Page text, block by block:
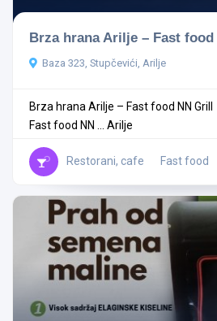
Brza hrana Arilje – Fast
Baza 323, Stupčevići, Arilje
Brza hrana Arilje – Fast food NN
Fast food NN ... Arilje
Restorani, cafe Fast food